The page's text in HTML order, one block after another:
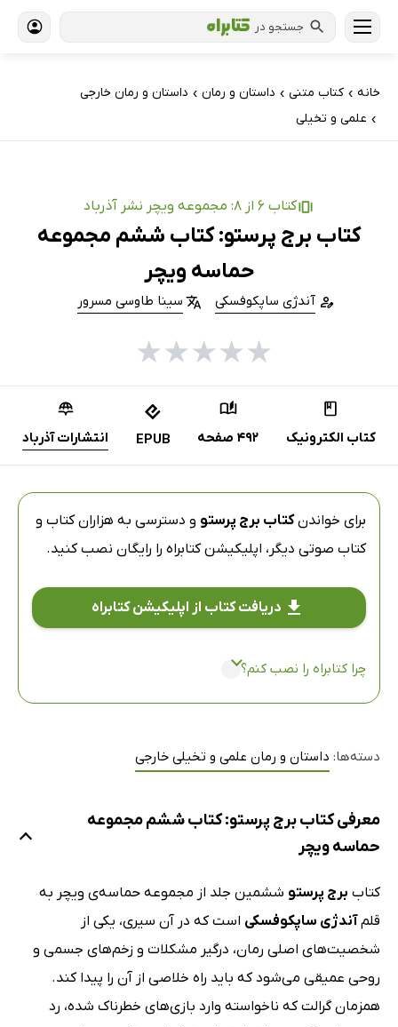
جستجو در
خانه › کتاب‌ متنی › داستان و رمان › داستان و رمان خارجی
› علمی و تخیلی
کتاب 6 از 8: مجموعه ویچر نشر آذرباد
کتاب برج پرستو: کتاب ششم مجموعه
حماسه ویچر
آندژی ساپکوفسکی سینا طاوسی مسرور
★
★
★
★
★
کتاب الکترونیک 492 صفحه EPUB انتشارات آذرباد
برای خواندنکتاب برج پرستو و دسترسی به هزاران کتاب و
کتاب صوتی دیگر، اپلیکیشن کتابراه را رایگان نصب کنید.
دریافت کتاب از اپلیکیشن کتابراه
چرا کتابراه را نصب کنم؟
دسته‌ها: داستان و رمان علمی و تخیلی خارجی
معرفی کتاب برج پرستو: کتاب ششم مجموعه
حماسه ویچر
کتاب برج پرستو ششمین جلد از مجموعه حماسه‌ی ویچر به
قلمآندژی ساپکوفسکی است که در آن سیری، یکی از
شخصیت‌های اصلی رمان، درگیر مشکلات و زخم‌های جسمی و
روحی عمیقی می‌شود که باید راه خلاصی از آن را پیدا کند.
همزمان گرالت که ناخواسته وارد بازی‌های خطرناک شده، رد